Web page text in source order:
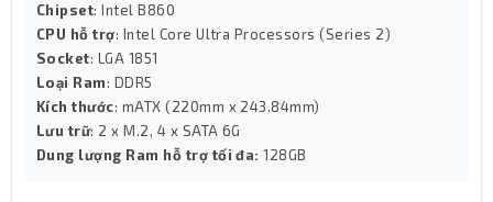
1 x HD Audio
1 x nút điều khiển LED (LED Switch)
Chipset: Intel B860
CPU hỗ trợ: Intel Core Ultra Processors (Series 2)
Socket: LGA 1851
Loại Ram: DDR5
Kích thước: mATX (220mm x 243.84mm)
Lưu trữ: 2 x M.2, 4 x SATA 6G
Dung lượng Ram hỗ trợ tối đa:128GB